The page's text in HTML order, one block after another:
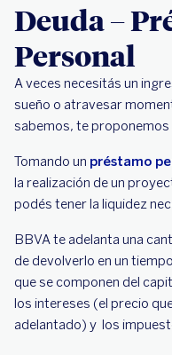
¿Para qué
Tené en cuenta
Te
Deuda –
Personal
A veces necesitás un
sueño o atravesar
sabemos, te
Tomando un préstamo
la realización de un
podés tener la liquidez
BBVA te adelanta una
de devolverlo en un
que se componen del
los intereses (el precio
adelantado) y los